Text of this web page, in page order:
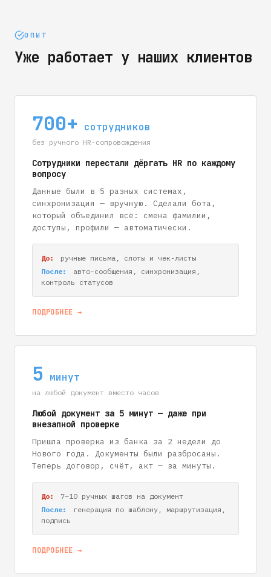
ОПЫТ
Уже работает у наших клиентов
700+ сотрудников
без ручного HR-сопровождения
Сотрудники перестали дёргать HR по каждому
вопросу
Данные были в 5 разных системах,
синхронизация — вручную. Сделали бота,
который объединил всё: смена фамилии,
доступы, профили — автоматически.
До:
ручные письма, слоты и чек-листы
После:
авто-сообщения, синхронизация,
контроль статусов
ПОДРОБНЕЕ →
5 минут
на любой документ вместо часов
Любой документ за 5 минут — даже при
внезапной проверке
Пришла проверка из банка за 2 недели до
Нового года. Документы были разбросаны.
Теперь договор, счёт, акт — за минуты.
До:
7–10 ручных шагов на документ
После:
генерация по шаблону, маршрутизация,
подпись
ПОДРОБНЕЕ →